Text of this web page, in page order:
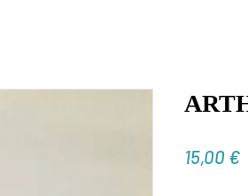
15,00 €